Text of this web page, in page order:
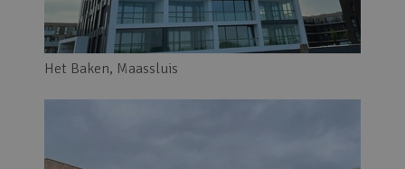
Het Baken, Maassluis